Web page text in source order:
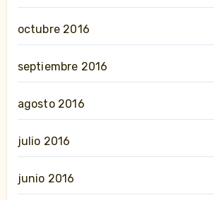
octubre 2016
septiembre 2016
agosto 2016
julio 2016
junio 2016